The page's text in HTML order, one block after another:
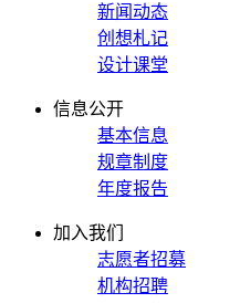
新闻动态
创想札记
设计课堂
信息公开
基本信息
规章制度
年度报告
加入我们
志愿者招募
机构招聘